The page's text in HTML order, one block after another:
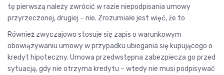
tę pierwszą należy zwrócić w razie niepodpisania umowy
przyrzeczonej, drugiej – nie. Zrozumiałe jest więć, że to
Również zwyczajowo stosuje się zapis o warunkowym
obowiązywaniu umowy w przypadku ubiegania się kupującego o
kredyt hipoteczny. Umowa przedwstępna zabezpiecza go przed
sytuacją, gdy nie otrzyma kredytu – wtedy nie musi podpisywać